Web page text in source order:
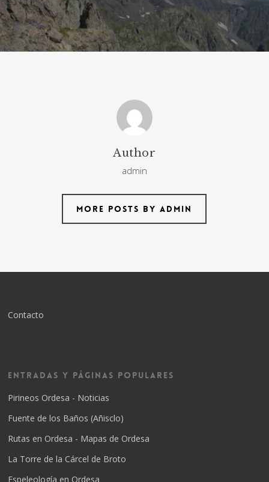
Author
admin
More posts by admin
Contacto
Entradas y Páginas Populares
Pirineos Ordesa - Noticias
Fuente de los Baños (Añisclo)
Rutas en Ordesa - Mapas de Ordesa
La Torre de la Cárcel de Broto
Espeleología en Ordesa